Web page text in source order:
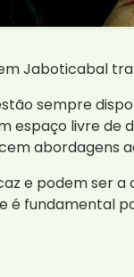
Jaboticabal
sempre
espaço livre de
abordagens
e podem ser
fundamental